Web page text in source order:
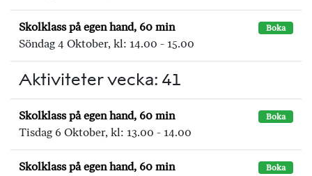
Skolklass på egen hand, 60 min Boka
Söndag 4 Oktober, kl: 14.00 - 15.00
Aktiviteter vecka: 41
Skolklass på egen hand, 60 min Boka
Tisdag 6 Oktober, kl: 13.00 - 14.00
Skolklass på egen hand, 60 min Boka